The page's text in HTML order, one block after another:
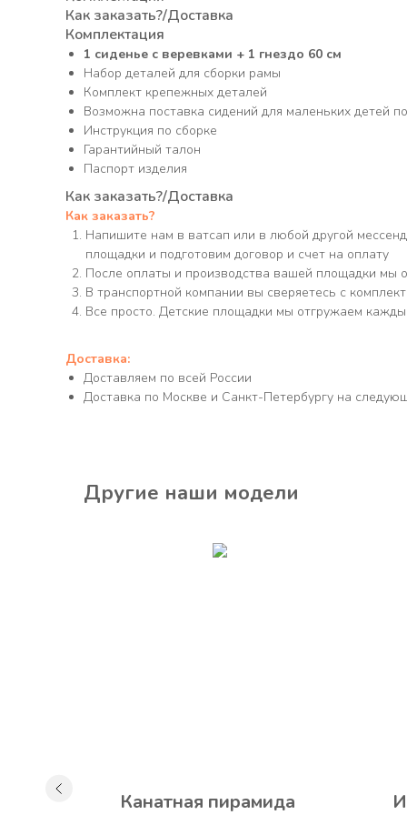
Как заказать?/Доставка
Комплектация
1 сиденье с веревками + 1 гнездо 60 см
Набор деталей для сборки рамы
Комплект крепежных деталей
Возможна поставка сидений для маленьких детей
Инструкция по сборке
Гарантийный талон
Паспорт изделия
Как заказать?/Доставка
Как заказать?
Напишите нам в ватсап или в любой другой
площадки и подготовим договор и счет на оплату
После оплаты и производства вашей площадки мы
В транспортной компании вы сверяетесь с
Все просто. Детские площадки мы отгружаем
Доставка:
Доставляем по всей России
Доставка по Москве и Санкт-Петербургу на
Другие наши модели
Канатная пирамида